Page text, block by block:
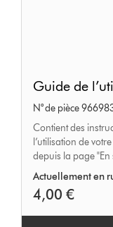
de
l’utilisateur
Guide de
N° de pièce
Contient des
l’utilisation de
depuis la page "En
Actuellement en
4,00 €